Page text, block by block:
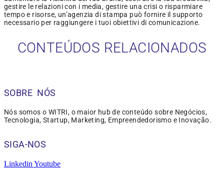
gestire le relazioni con i media, gestire una crisi o risparmiare
tempo e risorse, un’agenzia di stampa può fornire il supporto
necessario per raggiungere i tuoi obiettivi di comunicazione.
CONTEÚDOS RELACIONADOS
SOBRE NÓS
Nós somos o WITRI, o maior hub de conteúdo sobre Negócios,
Tecnologia, Startup, Marketing, Empreendedorismo e Inovação.
SIGA-NOS
Linkedin Youtube